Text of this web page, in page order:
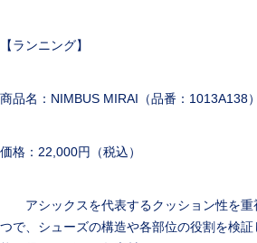
【ランニング】
商品名：NIMBUS MIRAI（品番：1013A138）
価格：22,000円（税込）
アシックスを代表するクッション性を重
つで、シューズの構造や各部位の役割を検